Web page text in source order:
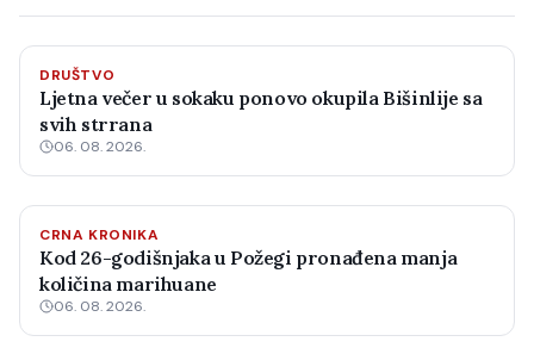
DRUŠTVO
Ljetna večer u sokaku ponovo okupila Bišinlije sa
svih strrana
06. 08. 2026.
CRNA KRONIKA
Kod 26-godišnjaka u Požegi pronađena manja
količina marihuane
06. 08. 2026.